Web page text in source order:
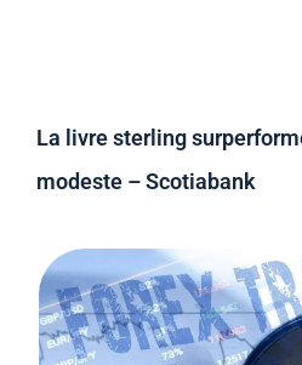
La livre sterling
modeste – Scotiabank